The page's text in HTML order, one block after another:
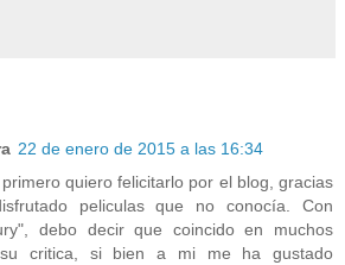
22 de enero de 2015 a las 16:34
quiero felicitarlo por el blog, gracias
peliculas que no conocía. Con
debo decir que coincido en muchos
critica, si bien a mi me ha gustado